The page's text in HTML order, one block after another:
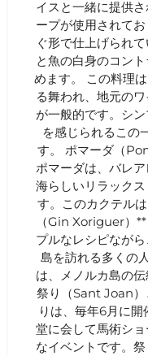
イスと一緒に提供
ープが使用されて
ぐ形で仕上げられ
と魚の白身のコン
めます。 この料理
る舞われ、地元の
が一般的です。シ
を感じられるこの
す。 ポマーダ（
ポマーダは、バレ
海らしいリラック
す。このカクテル
（Gin Xoriguer）
プルなレシピなが
島を訪れる多くの
は、メノルカ島の
祭り（Sant Joan）
りは、毎年6月に
堂に会して馬術シ
なイベントです。